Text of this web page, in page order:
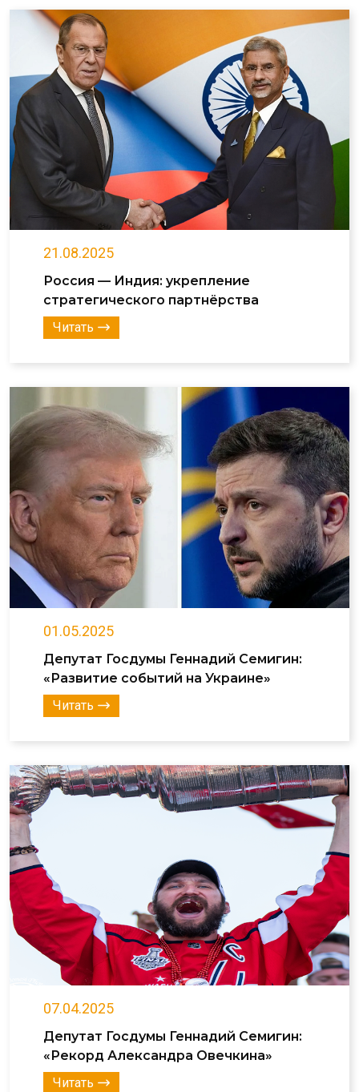
21.08.2025
Россия — Индия: укрепление
стратегического партнёрства
Читать
01.05.2025
Депутат Госдумы Геннадий Семигин:
«Развитие событий на Украине»
Читать
07.04.2025
Депутат Госдумы Геннадий Семигин:
«Рекорд Александра Овечкина»
Читать